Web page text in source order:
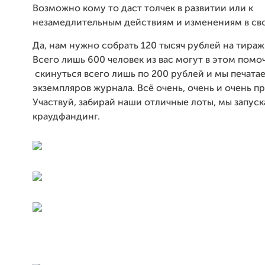
Возможно кому то даст толчек в развитии или к
незамедлительным действиям и изменениям в
Да, нам нужно собрать 120 тысяч рублей на
Всего лишь 600 человек из вас могут в этом
скинуться всего лишь по 200 рублей и мы
экземпляров журнала. Всё очень, очень и очень
Участвуй, забирай наши отличные лоты, мы
краудфандинг.